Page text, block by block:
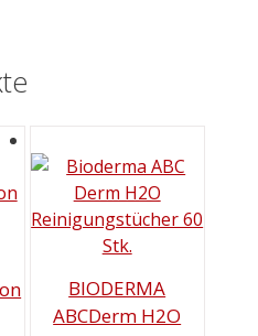
BIODERMA
ABCDerm H2O